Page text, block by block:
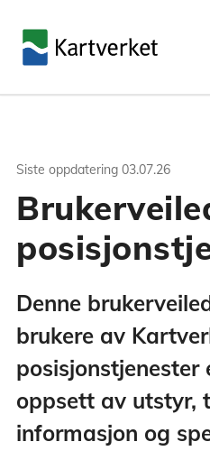
Siste oppdatering 03.07.26
Denne
brukere av
posisjonstjenester
oppsett av utstyr,
informasjon og